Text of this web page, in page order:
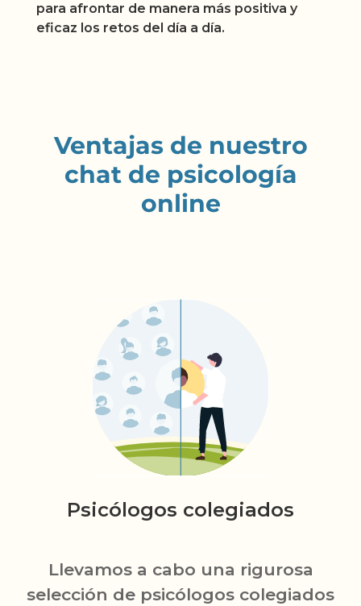
para afrontar de manera más positiva y
eficaz los retos del día a día.
Ventajas de nuestro
chat de psicología
online
Psicólogos colegiados
Llevamos a cabo una rigurosa
selección de psicólogos colegiados